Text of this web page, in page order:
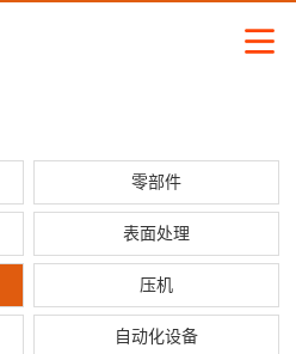
零部件
表面处理
压机
自动化设备